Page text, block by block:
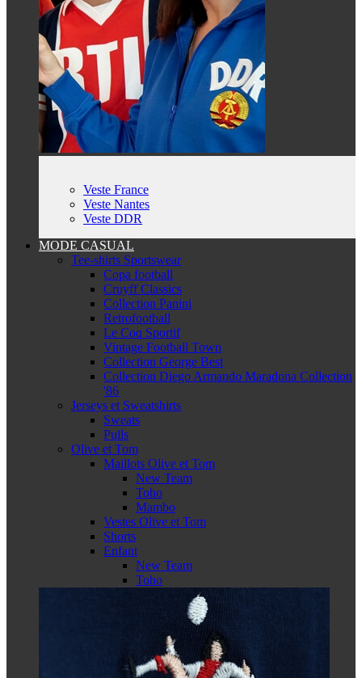
Veste France
Veste Nantes
Veste DDR
MODE CASUAL
Tee-shirts Sportswear
Copa football
Cruyff Classics
Collection Panini
Retrofootball
Le Coq Sportif
Vintage Football Town
Collection George Best
Collection Diego Armando Maradona Collection
'86
Jerseys et Sweatshirts
Sweats
Pulls
Olive et Tom
Maillots Olive et Tom
New Team
Toho
Mambo
Vestes Olive et Tom
Shorts
Enfant
New Team
Toho